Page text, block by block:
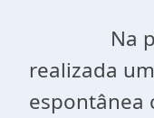
Na
realizada
espontânea